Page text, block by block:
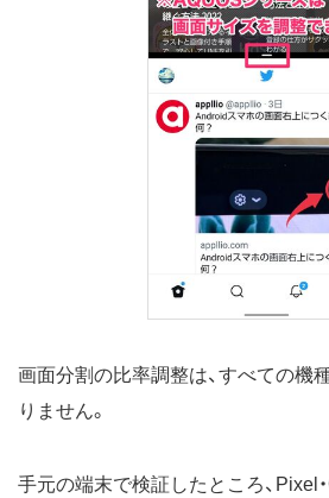
画面分割の比率調整は、すべての機
りません。
手元の端末で検証したところ、Pixel